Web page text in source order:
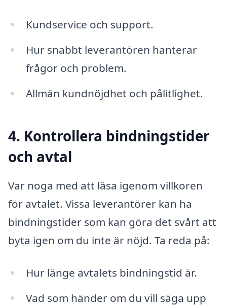
Kundservice och support.
Hur snabbt leverantören hanterar
frågor och problem.
Allmän kundnöjdhet och pålitlighet.
4. Kontrollera bindningstider
och avtal
Var noga med att läsa igenom villkoren
för avtalet. Vissa leverantörer kan ha
bindningstider som kan göra det svårt att
byta igen om du inte är nöjd. Ta reda på:
Hur länge avtalets bindningstid är.
Vad som händer om du vill säga upp